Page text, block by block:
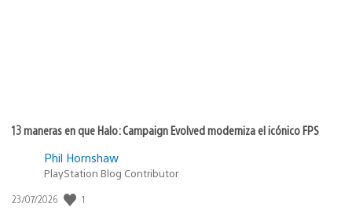
13 maneras en que Halo: Campaign Evolved moderniza el icónico FPS
Phil Hornshaw
PlayStation Blog Contributor
Fecha
23/07/2026 1